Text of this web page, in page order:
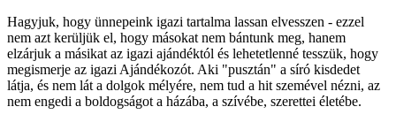
Hagyjuk, hogy ünnepeink igazi tartalma lassan elvesszen - ezzel
nem azt kerüljük el, hogy másokat nem bántunk meg, hanem
elzárjuk a másikat az igazi ajándéktól és lehetetlenné tesszük, hogy
megismerje az igazi Ajándékozót. Aki "pusztán" a síró kisdedet
látja, és nem lát a dolgok mélyére, nem tud a hit szemével nézni, az
nem engedi a boldogságot a házába, a szívébe, szerettei életébe.